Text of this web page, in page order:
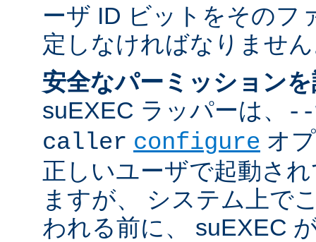
ーザ ID ビットをそのフ
定しなければなりませ
安全なパーミッション
suEXEC ラッパーは、
caller configure オ
正しいユーザで起動さ
ますが、 システム上で
われる前に、 suEXEC